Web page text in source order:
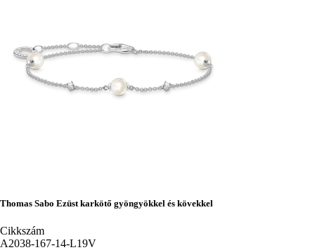
Thomas Sabo Ezüst karkötő gyöngyökkel és kövekkel
Cikkszám
A2038-167-14-L19V